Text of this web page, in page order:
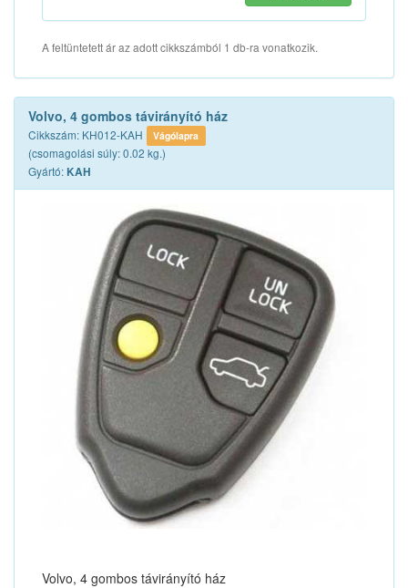
A feltüntetett ár az adott cikkszámból 1 db-ra vonatkozik.
Volvo, 4 gombos távirányító ház
Cikkszám: KH012-KAH Vágólapra
(csomagolási súly: 0.02 kg.)
Gyártó: KAH
Volvo, 4 gombos távirányító ház